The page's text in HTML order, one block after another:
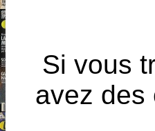
Si vous
avez des